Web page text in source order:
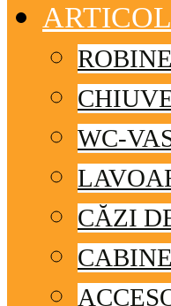
WC-
CĂZI